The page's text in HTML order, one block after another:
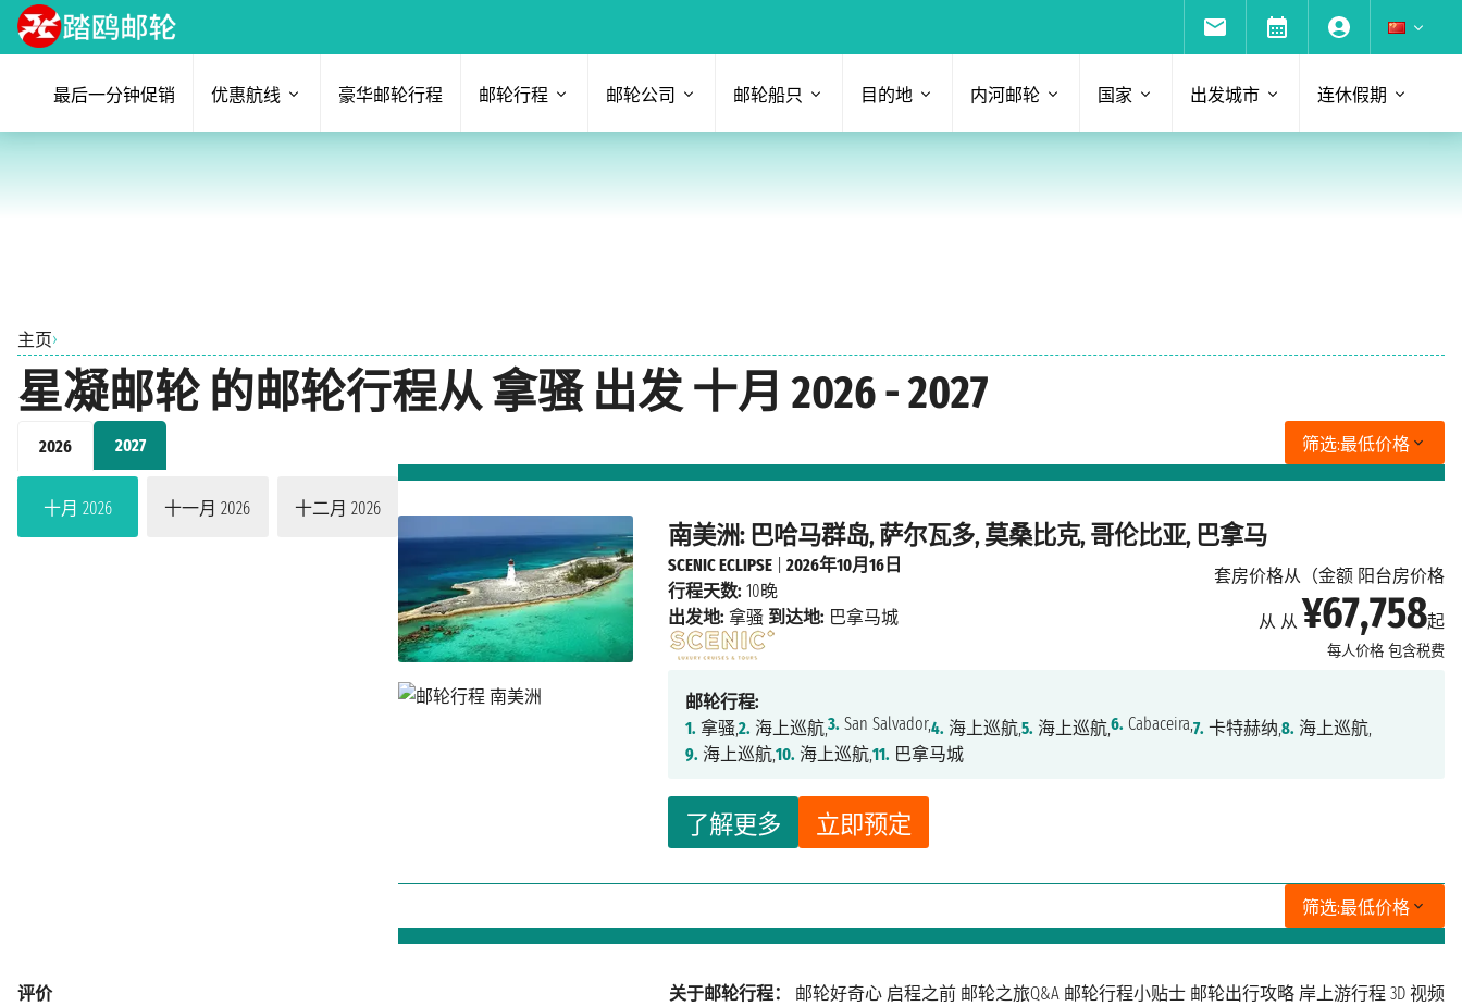
最后一分钟促销 优惠航线 豪华邮轮行程 邮轮行程 邮轮公司 邮轮船只 目的地 内河邮轮 国家 出发城市 连休假期
主页›
星凝邮轮 的邮轮行程从 拿骚 出发 十月 2026 - 2027
2026 2027
十月 2026 十一月 2026 十二月 2026
筛选:最低价格
南美洲: 巴哈马群岛, 萨尔瓦多, 莫桑比克, 哥伦比亚, 巴拿马
套房价格从（金额 阳台房价格
从 从 ¥67,758起
每人价格 包含税费
了解更多 立即预定
SCENIC ECLIPSE |2026年10月16日
行程天数: 10晚
出发地: 拿骚 到达地: 巴拿马城
邮轮行程:
1. 拿骚,2. 海上巡航,3. San Salvador,4. 海上巡航,5. 海上巡航,6. Cabaceira,7. 卡特赫纳,8. 海上巡航,
9. 海上巡航,10. 海上巡航,11. 巴拿马城
筛选:最低价格
评价 关于邮轮行程： 邮轮好奇心 启程之前 邮轮之旅Q&A 邮轮行程小贴士 邮轮出行攻略 岸上游行程 3D 视频